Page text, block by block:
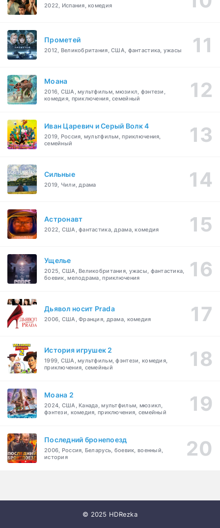
2022, Испания, комедия
Прометей
2012, Великобритания, США, фантастика, ужасы
Моана
2016, США, мультфильм, мюзикл, фэнтези,
комедия, приключения, семейный
Иван Царевич и Серый Волк 4
2019, Россия, мультфильм, приключения,
семейный
Сильные
2019, Чили, драма
Астронавт
2022, США, фантастика, драма, комедия
Ущелье
2025, США, Великобритания, ужасы, фантастика,
боевик, мелодрама, приключения
Дьявол носит Prada
2006, США, Франция, драма, комедия
История игрушек 2
1999, США, мультфильм, фэнтези, комедия,
приключения, семейный
Моана 2
2024, США, Канада, мультфильм, мюзикл,
фэнтези, комедия, приключения, семейный
Последний бронепоезд
2006, Россия, Беларусь, боевик, военный,
история
© 2025 HDRezka